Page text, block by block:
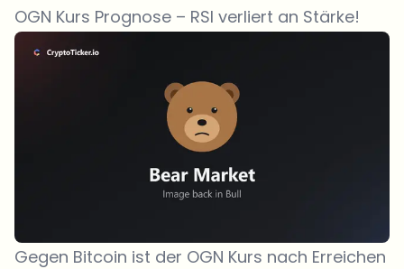
OGN Kurs Prognose – RSI verliert an Stärke!
Gegen Bitcoin ist der OGN Kurs nach Erreichen